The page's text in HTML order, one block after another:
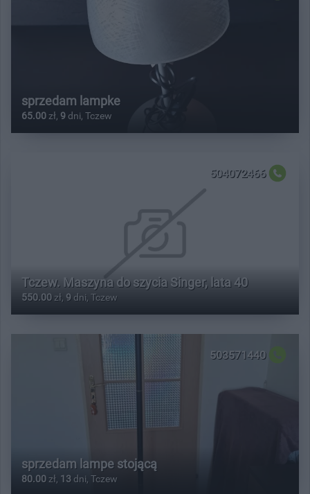
sprzedam lampke
65.00 zł, 9 dni, Tczew
504072466
Tczew. Maszyna do szycia Singer, lata 40
550.00 zł, 9 dni, Tczew
503571440
sprzedam lampe stojącą
80.00 zł, 13 dni, Tczew